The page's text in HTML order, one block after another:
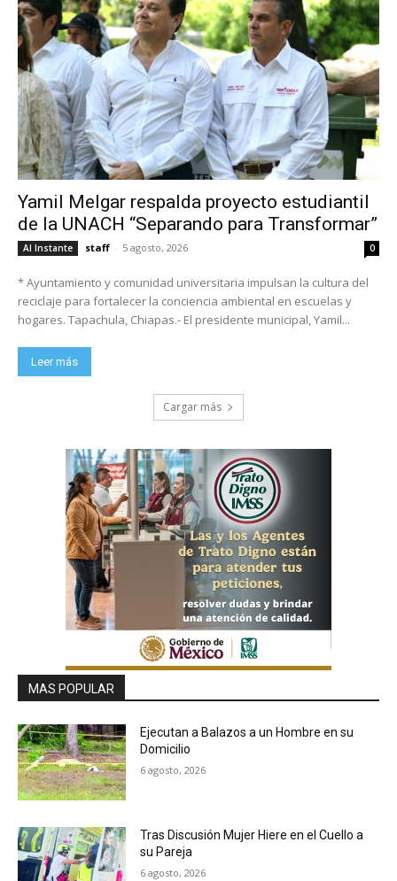
Yamil Melgar respalda proyecto estudiantil
de la UNACH “Separando para Transformar”
Al Instante staff - 5 agosto, 2026 0
* Ayuntamiento y comunidad universitaria impulsan la cultura del
reciclaje para fortalecer la conciencia ambiental en escuelas y
hogares. Tapachula, Chiapas.- El presidente municipal, Yamil...
Leer más
Cargar más
MAS POPULAR
Ejecutan a Balazos a un Hombre en su
Domicilio
6 agosto, 2026
Tras Discusión Mujer Hiere en el Cuello a
su Pareja
6 agosto, 2026